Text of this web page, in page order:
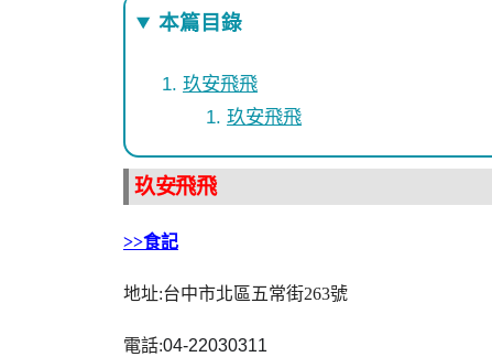
本篇目錄
玖安飛飛
玖安飛飛
玖安飛飛
>>食記
地址:台中市北區五常街263號
電話:04-22030311